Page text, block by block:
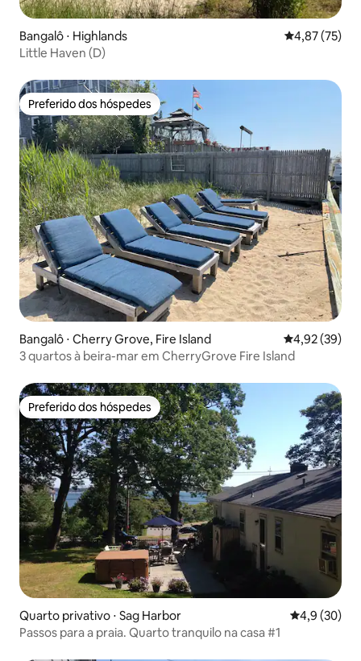
Bangalô ⋅ Highlands 4,87 de uma
4,87 (75)
Little Haven (D)
Preferido dos hóspedes
Preferido dos hóspedes
Bangalô ⋅ Cherry Grove, Fire Island 4,92 de uma
4,92 (39)
3 quartos à beira-mar em CherryGrove Fire Island
Preferido dos hóspedes
Preferido dos hóspedes
Quarto privativo ⋅ Sag Harbor 4,9 de uma
4,9 (30)
Passos para a praia. Quarto tranquilo na casa #1